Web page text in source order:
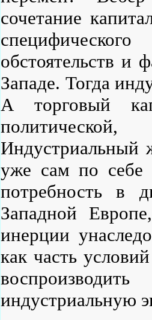
сочетание
обстоятельств и
Западе. Тогда
А торговый
Индустриальный
уже сам по себе
потребность в
Западной
инерции
как часть
индустриальную